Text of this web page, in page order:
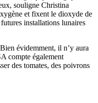
souligne Christina
et fixent le dioxyde de
installations lunaires
évidemment, il n’y aura
compte également
des tomates, des poivrons